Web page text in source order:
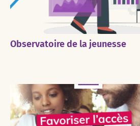
Observatoire de la jeunesse